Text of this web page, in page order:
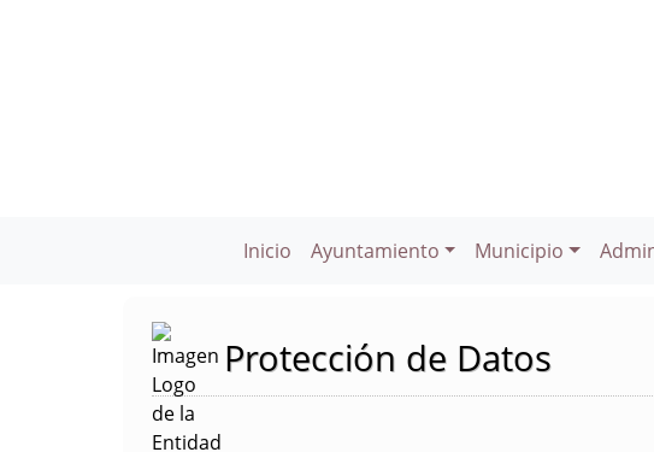
Inicio Ayuntamiento Municipio
Protección de Datos